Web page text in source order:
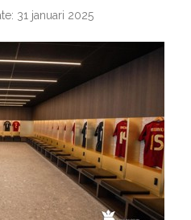
31 januari 2025